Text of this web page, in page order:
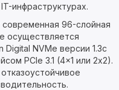
инфраструктурах.
96-слойная
осуществляется
NVMe версии 1.3c
PCIe 3.1 (4x1 или 2x2).